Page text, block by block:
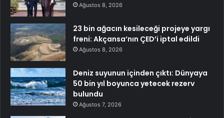
Ağustos 8, 2026
23 bin ağacın kesileceği projeye yargı
freni: Akçansa’nın ÇED’i iptal edildi
Ağustos 8, 2026
Deniz suyunun içinden çıktı: Dünyaya
50 bin yıl boyunca yetecek rezerv
bulundu
Ağustos 7, 2026